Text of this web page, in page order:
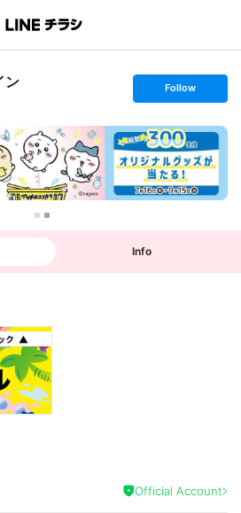
ン s
t
o
l
l
o
w
Follow
Info
Official Account